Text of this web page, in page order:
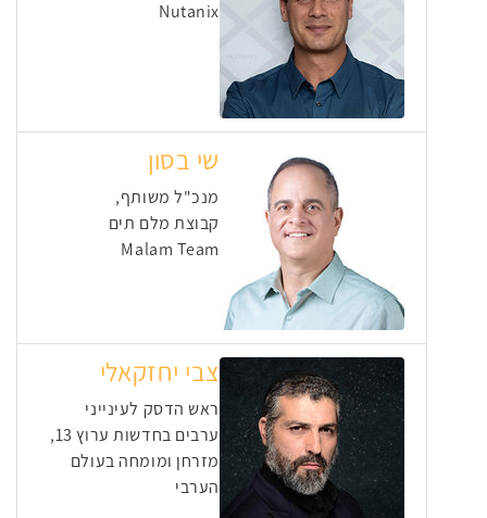
Nutanix
שי בסון
מנכ"ל משותף,
קבוצת מלם תים
Malam Team
צבי יחזקאלי
ראש הדסק לעינייני
ערבים בחדשות ערוץ 13,
מזרחן ומומחה בעולם
הערבי